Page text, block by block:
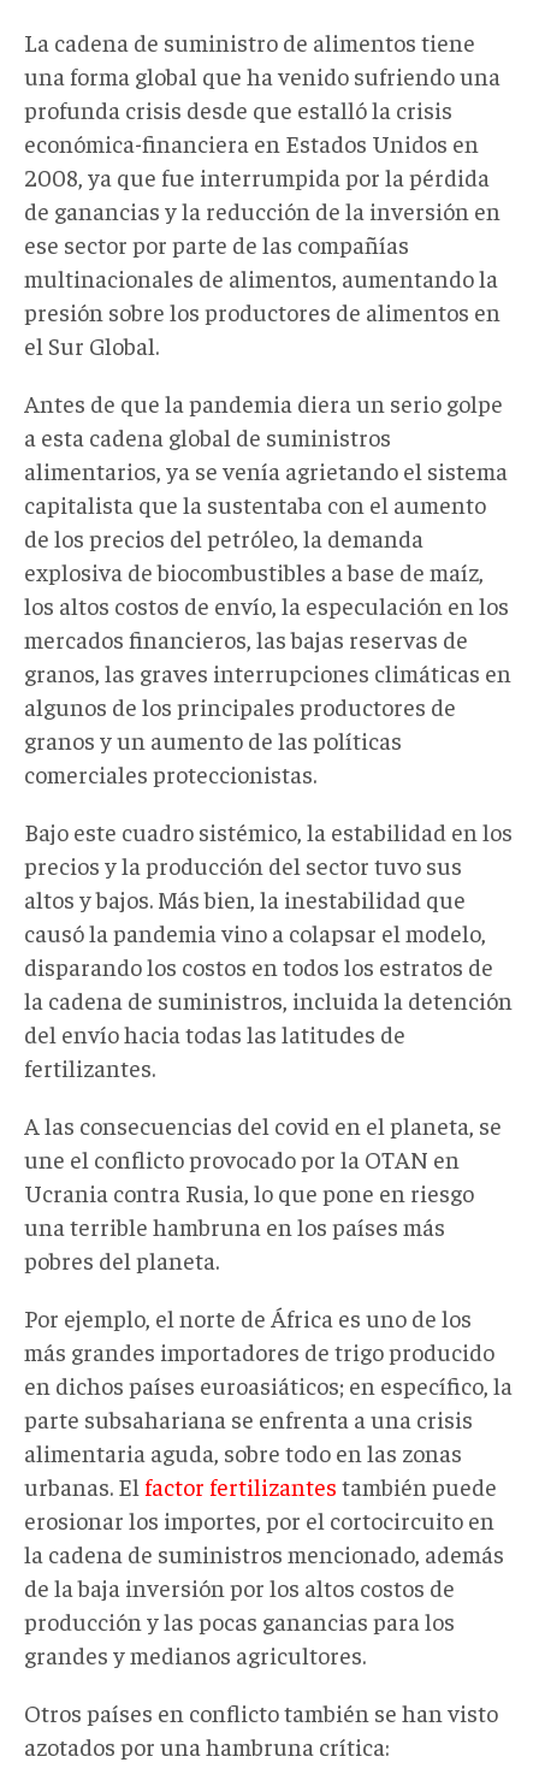
La cadena de suministro de alimentos tiene
una forma global que ha venido sufriendo una
profunda crisis desde que estalló la crisis
económica-financiera en Estados Unidos en
2008, ya que fue interrumpida por la pérdida
de ganancias y la reducción de la inversión en
ese sector por parte de las compañías
multinacionales de alimentos, aumentando la
presión sobre los productores de alimentos en
el Sur Global.
Antes de que la pandemia diera un serio golpe
a esta cadena global de suministros
alimentarios, ya se venía agrietando el sistema
capitalista que la sustentaba con el aumento
de los precios del petróleo, la demanda
explosiva de biocombustibles a base de maíz,
los altos costos de envío, la especulación en los
mercados financieros, las bajas reservas de
granos, las graves interrupciones climáticas en
algunos de los principales productores de
granos y un aumento de las políticas
comerciales proteccionistas.
Bajo este cuadro sistémico, la estabilidad en los
precios y la producción del sector tuvo sus
altos y bajos. Más bien, la inestabilidad que
causó la pandemia vino a colapsar el modelo,
disparando los costos en todos los estratos de
la cadena de suministros, incluida la detención
del envío hacia todas las latitudes de
fertilizantes.
A las consecuencias del covid en el planeta, se
une el conflicto provocado por la OTAN en
Ucrania contra Rusia, lo que pone en riesgo
una terrible hambruna en los países más
pobres del planeta.
Por ejemplo, el norte de África es uno de los
más grandes importadores de trigo producido
en dichos países euroasiáticos; en específico, la
parte subsahariana se enfrenta a una crisis
alimentaria aguda, sobre todo en las zonas
urbanas. El factor fertilizantes también puede
erosionar los importes, por el cortocircuito en
la cadena de suministros mencionado, además
de la baja inversión por los altos costos de
producción y las pocas ganancias para los
grandes y medianos agricultores.
Otros países en conflicto también se han visto
azotados por una hambruna crítica: